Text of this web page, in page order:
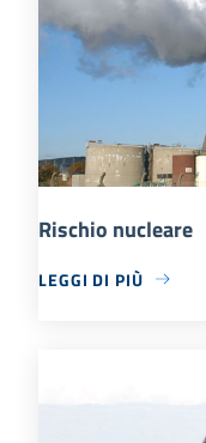
Rischio nucleare
LEGGI DI PIÙ